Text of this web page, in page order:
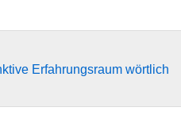
Erfahrungsraum wörtlich